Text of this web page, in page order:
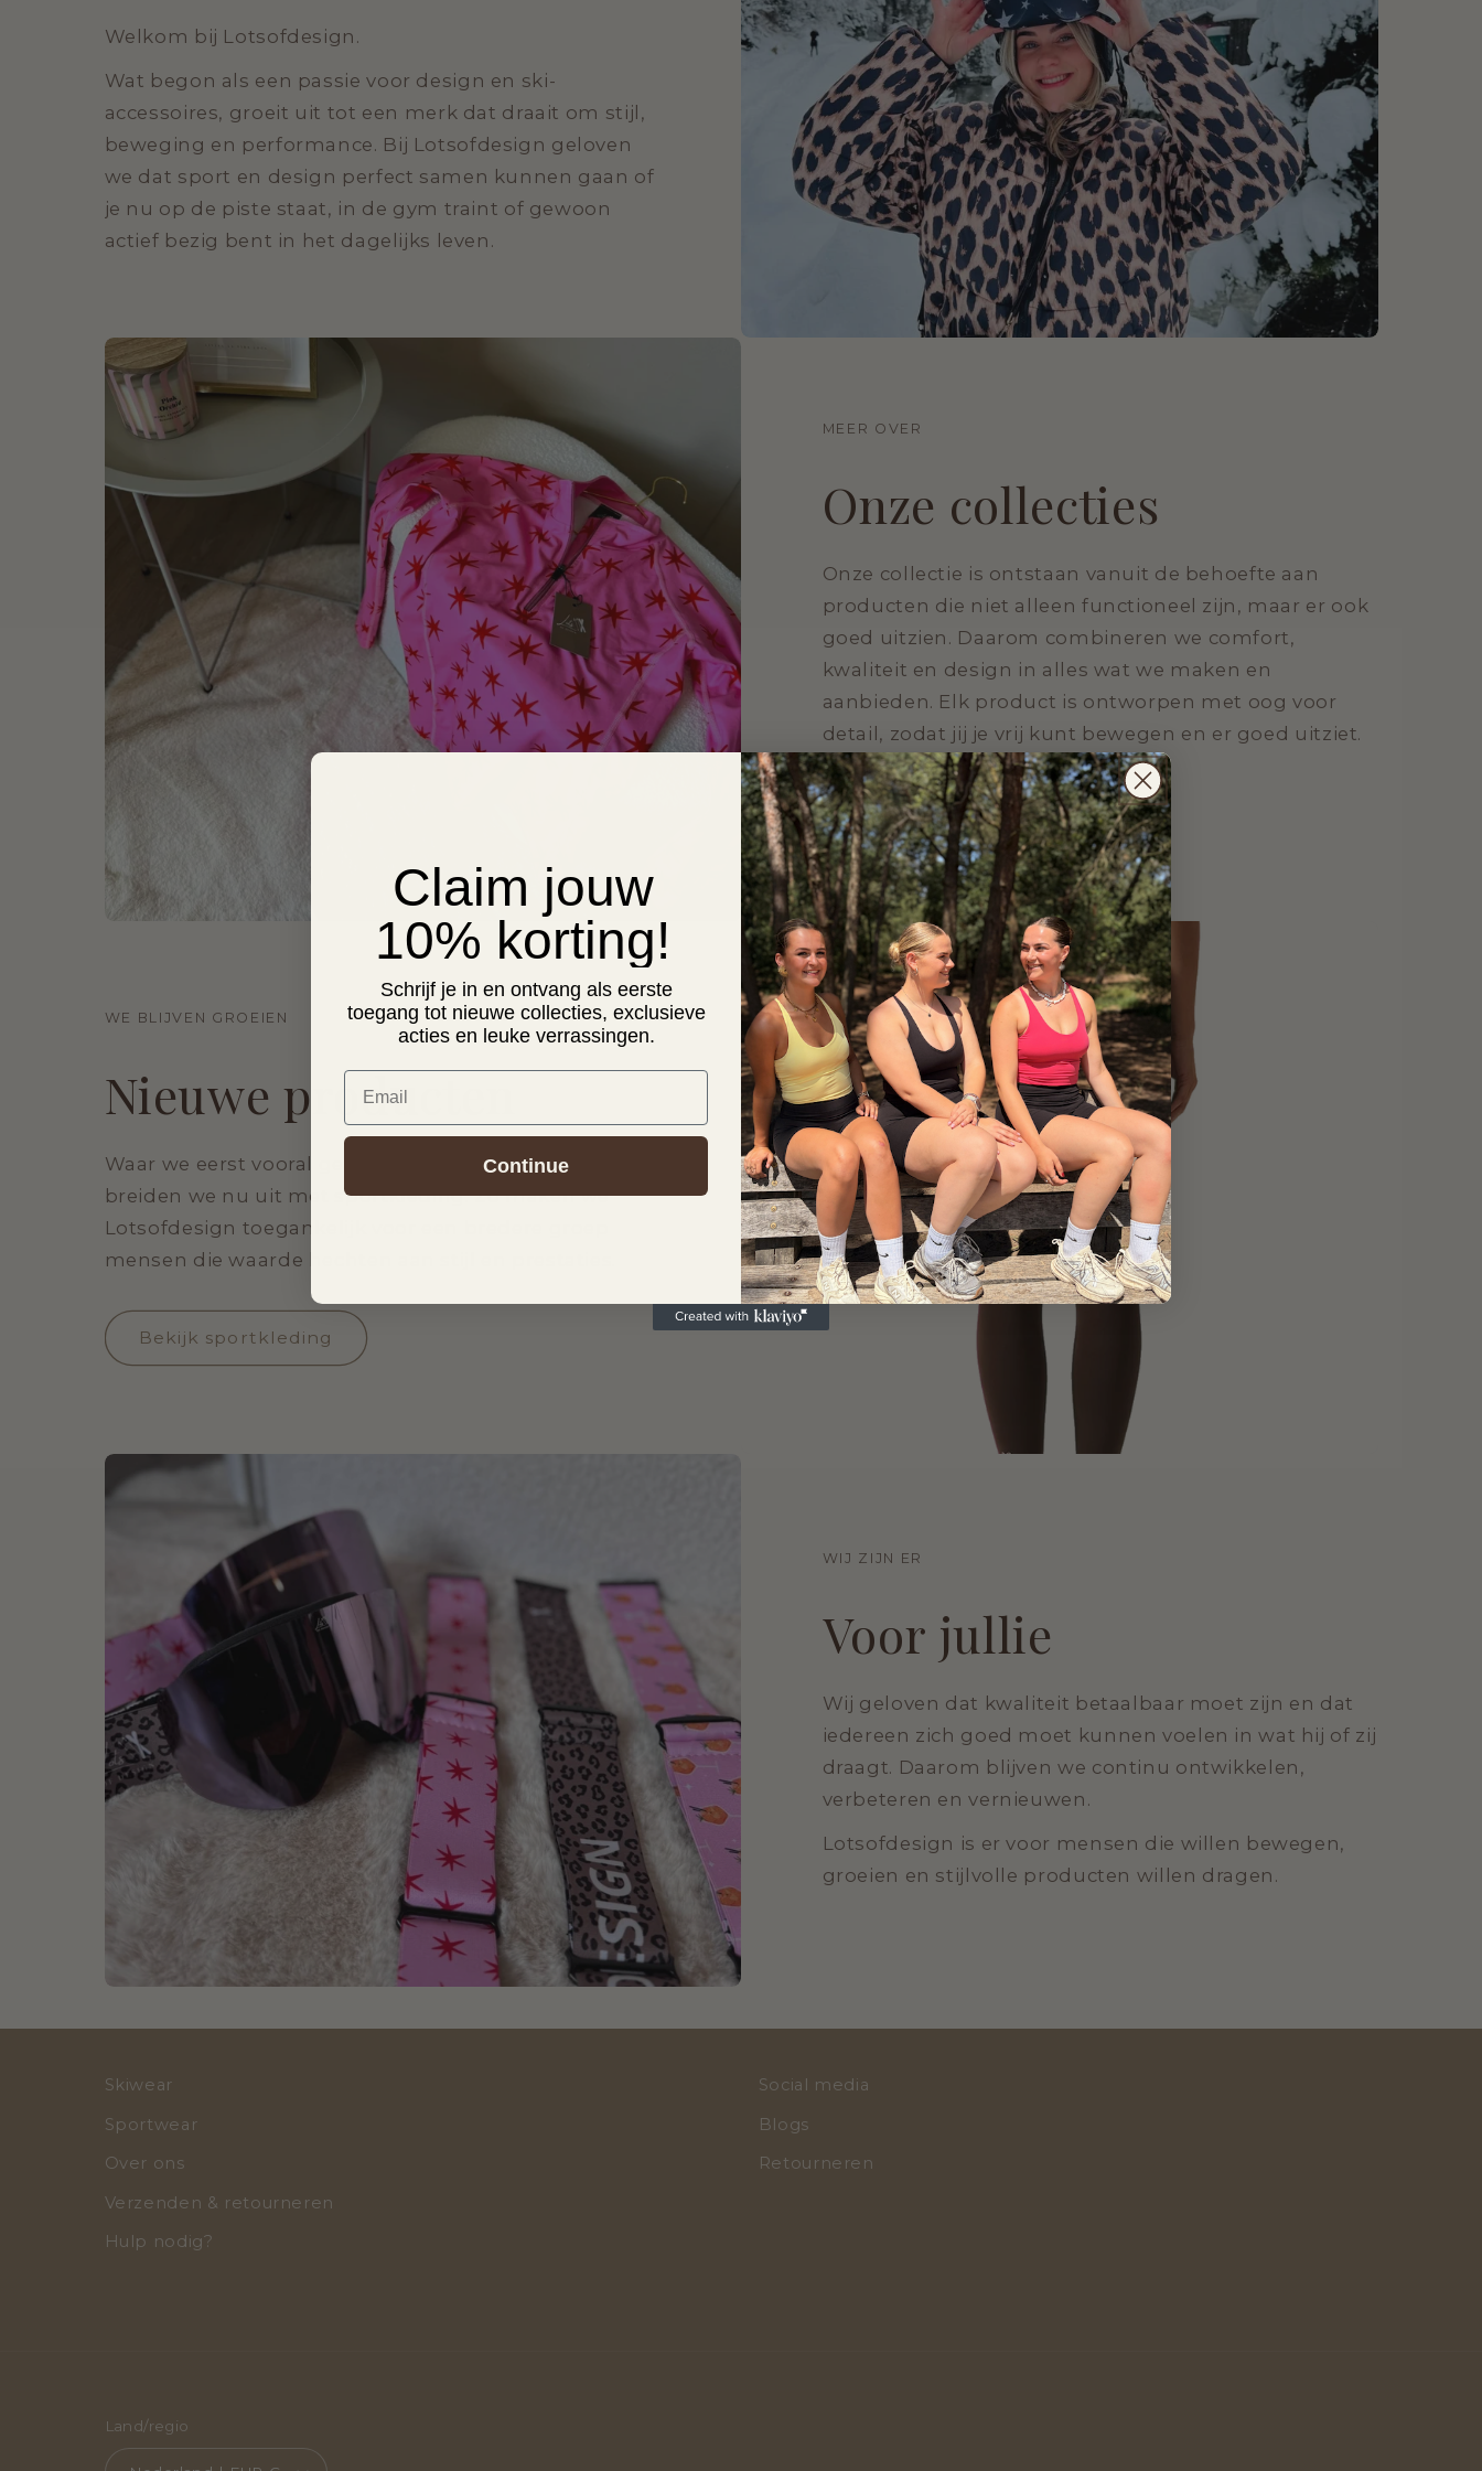
Welkom bij Lotsofdesign.
Wat begon als een passie voor design en ski-
accessoires, groeit uit tot een merk dat draait om stijl,
beweging en performance. Bij Lotsofdesign geloven
we dat sport en design perfect samen kunnen gaan of
je nu op de piste staat, in de gym traint of gewoon
actief bezig bent in het dagelijks leven.
MEER OVER
Onze collecties
Onze collectie is ontstaan vanuit de behoefte aan
producten die niet alleen functioneel zijn, maar er ook
goed uitzien. Daarom combineren we comfort,
kwaliteit en design in alles wat we maken en
aanbieden. Elk product is ontworpen met oog voor
detail, zodat jij je vrij kunt bewegen en er goed uitziet.
Bekijk hier
WE BLIJVEN GROEIEN
Nieuwe producten
Waar we eerst vooral gericht waren op ski-accessoires,
breiden we nu uit met sportkleding. Zo maken we
Lotsofdesign toegankelijk voor een bredere groep
mensen die waarde hechten aan stijl en prestaties.
Bekijk sportkleding
WIJ ZIJN ER
Voor jullie
Wij geloven dat kwaliteit betaalbaar moet zijn en dat
iedereen zich goed moet kunnen voelen in wat hij of zij
draagt. Daarom blijven we continu ontwikkelen,
verbeteren en vernieuwen.
Lotsofdesign is er voor mensen die willen bewegen,
groeien en stijlvolle producten willen dragen.
Skiwear
Sportwear
Over ons
Verzenden & retourneren
Hulp nodig?
Social media
Blogs
Retourneren
Land/regio
Claim jouw
10% korting!
Schrijf je in en ontvang als eerste
toegang tot nieuwe collecties, exclusieve
acties en leuke verrassingen.
Email
Continue